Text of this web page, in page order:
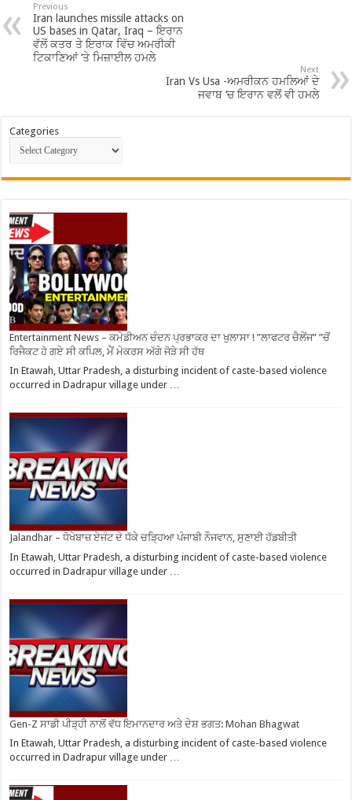
Previous
Iran launches missile attacks on
US bases in Qatar, Iraq – ਇਰਾਨ
ਵੱਲੋਂ ਕਤਰ ਤੇ ਇਰਾਕ ਵਿੱਚ ਅਮਰੀਕੀ
ਟਿਕਾਣਿਆਂ ‘ਤੇ ਮਿਜ਼ਾਈਲ ਹਮਲੇ
Next
Iran Vs Usa -ਅਮਰੀਕਨ ਹਮਲਿਆਂ ਦੇ
ਜਵਾਬ ‘ਚ ਇਰਾਨ ਵਲੋਂ ਵੀ ਹਮਲੇ
Categories
Entertainment News – ਕਮੇਡੀਅਨ ਚੰਦਨ ਪ੍ਰਭਾਕਰ ਦਾ ਖੁਲਾਸਾ ! ”ਲਾਫਟਰ ਚੈਲੇਂਜ” ”ਚੋਂ
ਰਿਜੈਕਟ ਹੋ ਗਏ ਸੀ ਕਪਿਲ, ਮੈਂ ਮੇਕਰਸ ਅੱਗੇ ਜੋੜੇ ਸੀ ਹੱਥ
In Etawah, Uttar Pradesh, a disturbing incident of caste-based violence
occurred in Dadrapur village under …
Jalandhar – ਧੋਖੇਬਾਜ਼ ਏਜੰਟ ਦੇ ਧੱਕੇ ਚੜ੍ਹਿਆ ਪੰਜਾਬੀ ਨੌਜਵਾਨ, ਸੁਣਾਈ ਹੱਡਬੀਤੀ
In Etawah, Uttar Pradesh, a disturbing incident of caste-based violence
occurred in Dadrapur village under …
Gen-Z ਸਾਡੀ ਪੀੜ੍ਹੀ ਨਾਲੋਂ ਵੱਧ ਇਮਾਨਦਾਰ ਅਤੇ ਦੇਸ਼ ਭਗਤ: Mohan Bhagwat
In Etawah, Uttar Pradesh, a disturbing incident of caste-based violence
occurred in Dadrapur village under …